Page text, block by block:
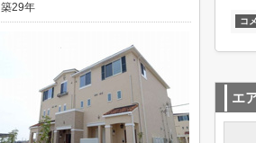
コ
エ
築29年